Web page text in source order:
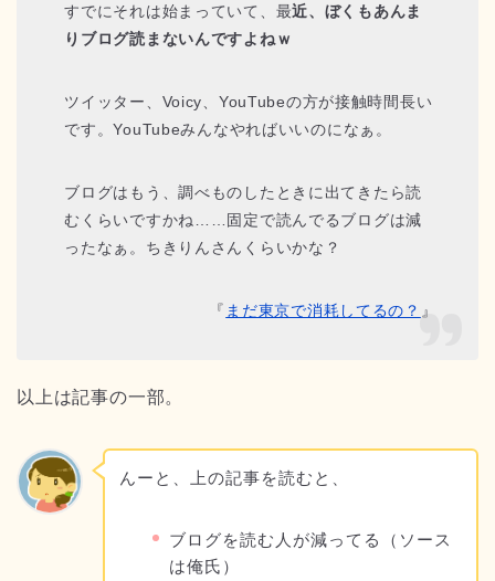
すでにそれは始まっていて、最近、ぼくもあんま
りブログ読まないんですよねｗ
ツイッター、Voicy、YouTubeの方が接触時間長い
です。YouTubeみんなやればいいのになぁ。
ブログはもう、調べものしたときに出てきたら読
むくらいですかね……固定で読んでるブログは減
ったなぁ。ちきりんさんくらいかな？
『 まだ東京で消耗してるの？ 』
以上は記事の一部。
んーと、上の記事を読むと、
ブログを読む人が減ってる（ソース
は俺氏）